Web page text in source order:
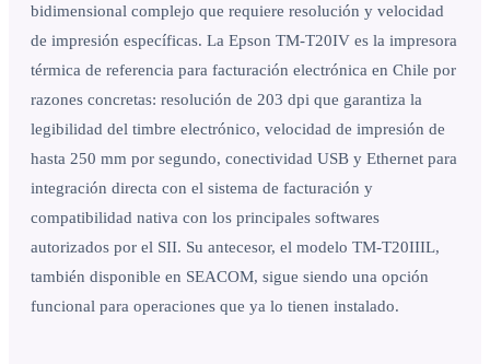
bidimensional complejo que requiere resolución y velocidad
de impresión específicas. La Epson TM-T20IV es la impresora
térmica de referencia para facturación electrónica en Chile por
razones concretas: resolución de 203 dpi que garantiza la
legibilidad del timbre electrónico, velocidad de impresión de
hasta 250 mm por segundo, conectividad USB y Ethernet para
integración directa con el sistema de facturación y
compatibilidad nativa con los principales softwares
autorizados por el SII. Su antecesor, el modelo TM-T20IIIL,
también disponible en SEACOM, sigue siendo una opción
funcional para operaciones que ya lo tienen instalado.